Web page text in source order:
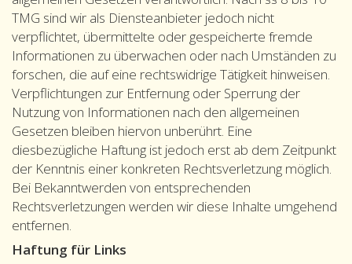
TMG sind wir als Diensteanbieter jedoch nicht
verpflichtet, übermittelte oder gespeicherte fremde
Informationen zu überwachen oder nach Umständen zu
forschen, die auf eine rechtswidrige Tätigkeit hinweisen.
Verpflichtungen zur Entfernung oder Sperrung der
Nutzung von Informationen nach den allgemeinen
Gesetzen bleiben hiervon unberührt. Eine
diesbezügliche Haftung ist jedoch erst ab dem Zeitpunkt
der Kenntnis einer konkreten Rechtsverletzung möglich.
Bei Bekanntwerden von entsprechenden
Rechtsverletzungen werden wir diese Inhalte umgehend
entfernen.
Haftung für Links